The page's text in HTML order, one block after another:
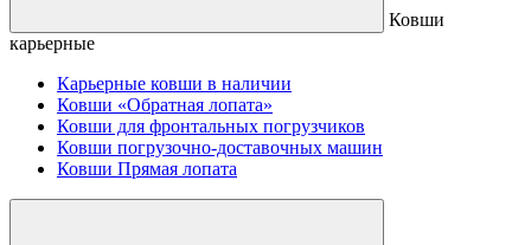
Ковши
карьерные
Карьерные ковши в наличии
Ковши «Обратная лопата»
Ковши для фронтальных погрузчиков
Ковши погрузочно-доставочных машин
Ковши Прямая лопата